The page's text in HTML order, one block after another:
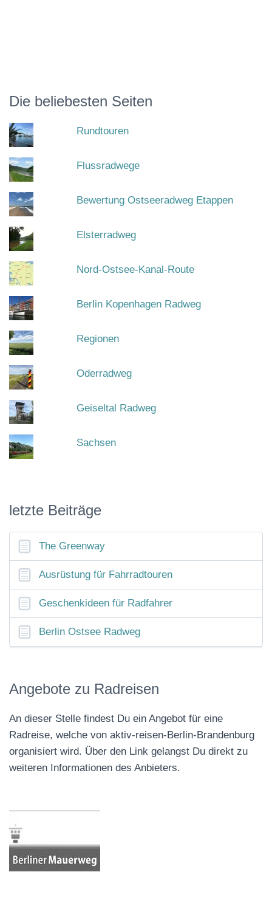
Die beliebesten Seiten
Rundtouren
Flussradwege
Bewertung Ostseeradweg Etappen
Elsterradweg
Nord-Ostsee-Kanal-Route
Berlin Kopenhagen Radweg
Regionen
Oderradweg
Geiseltal Radweg
Sachsen
letzte Beiträge
The Greenway
Ausrüstung für Fahrradtouren
Geschenkideen für Radfahrer
Berlin Ostsee Radweg
Angebote zu Radreisen
An dieser Stelle findest Du ein Angebot für eine
Radreise, welche von aktiv-reisen-Berlin-Brandenburg
organisiert wird. Über den Link gelangst Du direkt zu
weiteren Informationen des Anbieters.